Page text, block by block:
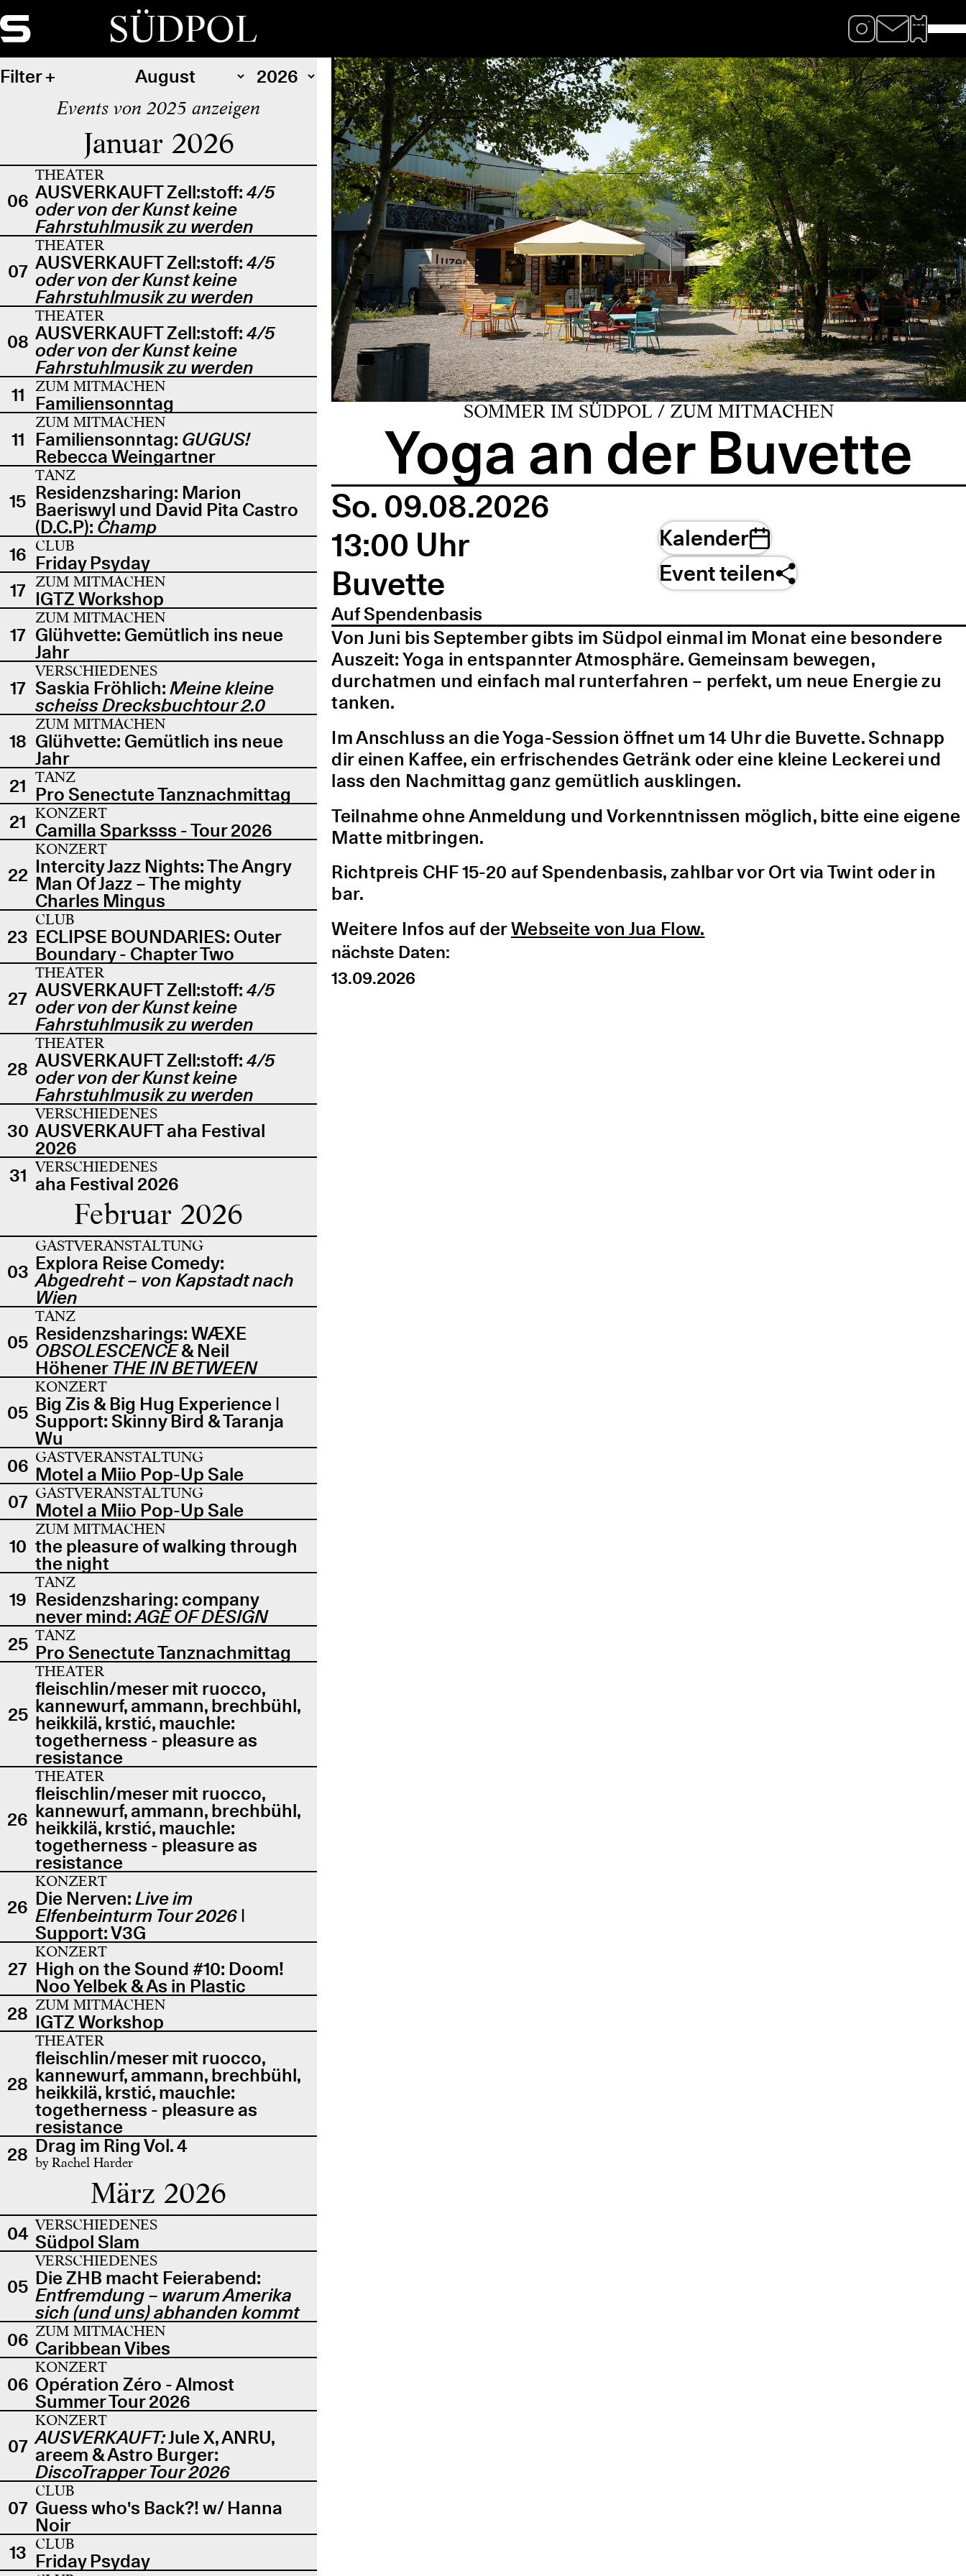
SÜDPOL
Filter
Events von 2025 anzeigen
Januar 2026
06
THEATER
AUSVERKAUFT Zell:stoff: 4/5
oder von der Kunst keine
Fahrstuhlmusik zu werden
07
THEATER
AUSVERKAUFT Zell:stoff: 4/5
oder von der Kunst keine
Fahrstuhlmusik zu werden
08
THEATER
AUSVERKAUFT Zell:stoff: 4/5
oder von der Kunst keine
Fahrstuhlmusik zu werden
11
ZUM MITMACHEN
Familiensonntag
11
ZUM MITMACHEN
Familiensonntag: GUGUS!
Rebecca Weingartner
15
TANZ
Residenzsharing: Marion
Baeriswyl und David Pita Castro
(D.C.P): Champ
16 CLUB
Friday Psyday
17 ZUM MITMACHEN
IGTZ Workshop
17
ZUM MITMACHEN
Glühvette: Gemütlich ins neue
Jahr
17
VERSCHIEDENES
Saskia Fröhlich: Meine kleine
scheiss Drecksbuchtour 2.0
18
ZUM MITMACHEN
Glühvette: Gemütlich ins neue
Jahr
21 TANZ
Pro Senectute Tanznachmittag
21 KONZERT
Camilla Sparksss - Tour 2026
22
KONZERT
Intercity Jazz Nights: The Angry
Man Of Jazz – The mighty
Charles Mingus
23
CLUB
ECLIPSE BOUNDARIES: Outer
Boundary - Chapter Two
27
THEATER
AUSVERKAUFT Zell:stoff: 4/5
oder von der Kunst keine
Fahrstuhlmusik zu werden
28
THEATER
AUSVERKAUFT Zell:stoff: 4/5
oder von der Kunst keine
Fahrstuhlmusik zu werden
30
VERSCHIEDENES
AUSVERKAUFT aha Festival
2026
31 VERSCHIEDENES
aha Festival 2026
Februar 2026
03
GASTVERANSTALTUNG
Explora Reise Comedy:
Abgedreht – von Kapstadt nach
Wien
05
TANZ
Residenzsharings: WÆXE
OBSOLESCENCE& Neil
Höhener THE IN BETWEEN
05
KONZERT
Big Zis & Big Hug Experience |
Support: Skinny Bird & Taranja
Wu
06 GASTVERANSTALTUNG
Motel a Miio Pop-Up Sale
07 GASTVERANSTALTUNG
Motel a Miio Pop-Up Sale
10
ZUM MITMACHEN
the pleasure of walking through
the night
19
TANZ
Residenzsharing: company
never mind:AGE OF DESIGN
25 TANZ
Pro Senectute Tanznachmittag
25
THEATER
fleischlin/meser mit ruocco,
kannewurf, ammann, brechbühl,
heikkilä, krstić, mauchle:
togetherness - pleasure as
resistance
26
THEATER
fleischlin/meser mit ruocco,
kannewurf, ammann, brechbühl,
heikkilä, krstić, mauchle:
togetherness - pleasure as
resistance
26
KONZERT
Die Nerven:Live im
Elfenbeinturm Tour 2026 |
Support: V3G
27
KONZERT
High on the Sound #10: Doom!
Noo Yelbek & As in Plastic
28 ZUM MITMACHEN
IGTZ Workshop
28
THEATER
fleischlin/meser mit ruocco,
kannewurf, ammann, brechbühl,
heikkilä, krstić, mauchle:
togetherness - pleasure as
resistance
28 Drag im Ring Vol. 4
by Rachel Harder
März 2026
04 VERSCHIEDENES
Südpol Slam
05
VERSCHIEDENES
Die ZHB macht Feierabend:
Entfremdung – warum Amerika
sich (und uns) abhanden kommt
06 ZUM MITMACHEN
Caribbean Vibes
06
KONZERT
Opération Zéro - Almost
Summer Tour 2026
07
KONZERT
AUSVERKAUFT:Jule X, ANRU,
areem & Astro Burger:
DiscoTrapper Tour 2026
07
CLUB
Guess who's Back?! w/ Hanna
Noir
13 CLUB
Friday Psyday
SOMMER IM SÜDPOL / ZUM MITMACHEN
Yoga an der Buvette
So. 09.08.2026
13:00 Uhr
Buvette
Auf Spendenbasis
Kalender
Event teilen
Von Juni bis September gibts im Südpol einmal im Monat eine besondere
Auszeit: Yoga in entspannter Atmosphäre. Gemeinsam bewegen,
durchatmen und einfach mal runterfahren – perfekt, um neue Energie zu
tanken.
Im Anschluss an die Yoga-Session öffnet um 14 Uhr die Buvette. Schnapp
dir einen Kaffee, ein erfrischendes Getränk oder eine kleine Leckerei und
lass den Nachmittag ganz gemütlich ausklingen.
Teilnahme ohne Anmeldung und Vorkenntnissen möglich, bitte eine eigene
Matte mitbringen.
Richtpreis CHF 15-20 auf Spendenbasis, zahlbar vor Ort via Twint oder in
bar.
Weitere Infos auf derWebseite von Jua Flow.
nächste Daten:
13.09.2026